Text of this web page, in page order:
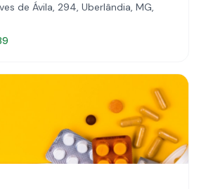
de Ávila, 294, Uberlândia, MG,